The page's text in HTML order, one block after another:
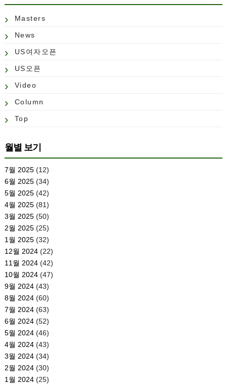
Masters
News
US여자오픈
US오픈
Video
Column
Top
월별 보기
7월 2025(12)
6월 2025(34)
5월 2025(42)
4월 2025(81)
3월 2025(50)
2월 2025(25)
1월 2025(32)
12월 2024(22)
11월 2024(42)
10월 2024(47)
9월 2024(43)
8월 2024(60)
7월 2024(63)
6월 2024(52)
5월 2024(46)
4월 2024(43)
3월 2024(34)
2월 2024(30)
1월 2024(25)